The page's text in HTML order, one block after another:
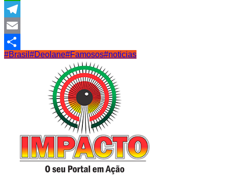
WhatsApp
Telegram
Email
Share
#Brasil #Deolane#Famosos#noticias